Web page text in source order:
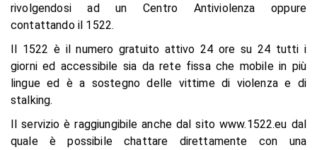
rivolgendosi ad un Centro Antiviolenza oppure
contattando il 1522.
Il 1522 è il numero gratuito attivo 24 ore su 24 tutti i
giorni ed accessibile sia da rete fissa che mobile in più
lingue ed è a sostegno delle vittime di violenza e di
stalking.
Il servizio è raggiungibile anche dal sito www.1522.eu dal
quale è possibile chattare direttamente con una